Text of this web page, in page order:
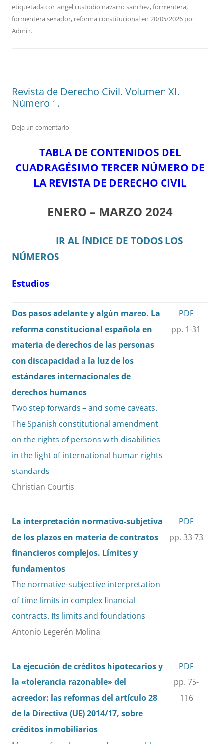
etiquetada con angel custodio navarro sanchez,formentera,
formentera senador, reforma constitucionalen 20/05/2026 por
Admin.
Revista de Derecho Civil. Volumen XI.
Número 1.
Deja un comentario
TABLA DE CONTENIDOS DEL
CUADRAGÉSIMO TERCER NÚMERO DE
LA REVISTA DE DERECHO CIVIL
ENERO – MARZO 2024
IR AL ÍNDICE DE TODOS LOS
NÚMEROS
Estudios
Dos pasos adelante y algún mareo. La
reforma constitucional española en
materia de derechos de las personas
con discapacidad a la luz de los
estándares internacionales de
derechos humanos
Two step forwards – and some caveats.
The Spanish constitutional amendment
on the rights of persons with disabilities
in the light of international human rights
standards
Christian Courtis
PDF
pp. 1-31
La interpretación normativo-subjetiva
de los plazos en materia de contratos
financieros complejos. Límites y
fundamentos
The normative-subjective interpretation
of time limits in complex financial
contracts. Its limits and foundations
Antonio Legerén Molina
PDF
pp. 33-73
La ejecución de créditos hipotecarios y
la «tolerancia razonable» del
acreedor: las reformas del artículo 28
de la Directiva (UE) 2014/17, sobre
créditos inmobiliarios
PDF
pp. 75-
116